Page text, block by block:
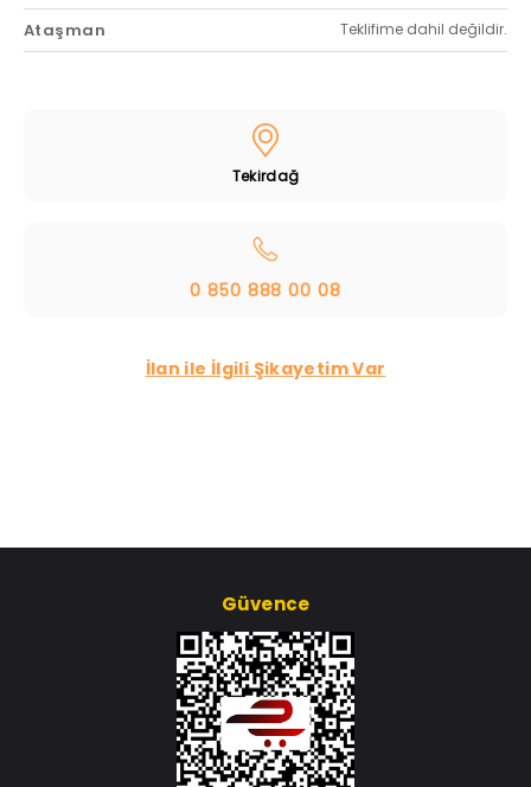
Ataşman Teklifime dahil değildir.
Tekirdağ
0 850 888 00 08
İlan ile İlgili Şikayetim Var
Güvence